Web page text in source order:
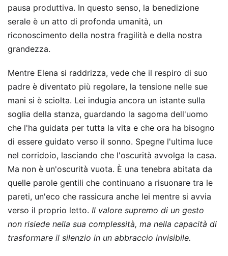
pausa produttiva. In questo senso, la benedizione
serale è un atto di profonda umanità, un
riconoscimento della nostra fragilità e della nostra
grandezza.
Mentre Elena si raddrizza, vede che il respiro di suo
padre è diventato più regolare, la tensione nelle sue
mani si è sciolta. Lei indugia ancora un istante sulla
soglia della stanza, guardando la sagoma dell'uomo
che l'ha guidata per tutta la vita e che ora ha bisogno
di essere guidato verso il sonno. Spegne l'ultima luce
nel corridoio, lasciando che l'oscurità avvolga la casa.
Ma non è un'oscurità vuota. È una tenebra abitata da
quelle parole gentili che continuano a risuonare tra le
pareti, un'eco che rassicura anche lei mentre si avvia
verso il proprio letto. Il valore supremo di un gesto
non risiede nella sua complessità, ma nella capacità di
trasformare il silenzio in un abbraccio invisibile.